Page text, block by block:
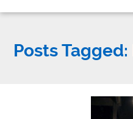
Posts Tagged: